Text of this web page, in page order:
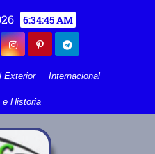
6:34:46 AM
Exterior Internacional
e Historia